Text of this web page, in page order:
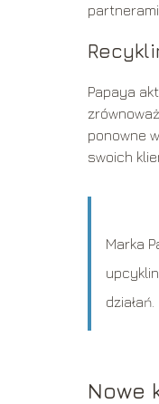
Papaya
ponowne
swoich
Marka
działań.
Nowe